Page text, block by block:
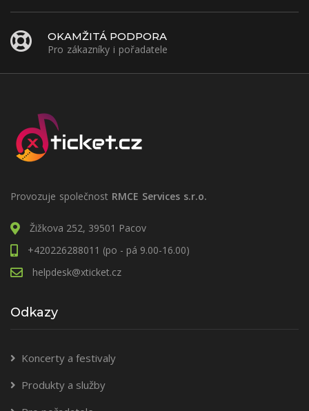
OKAMŽITÁ PODPORA
Pro zákazníky i pořadatele
Provozuje společnost RMCE Services s.r.o.
Žižkova 252, 39501 Pacov
+420226288011 (po - pá 9.00-16.00)
helpdesk@xticket.cz
Odkazy
Koncerty a festivaly
Produkty a služby